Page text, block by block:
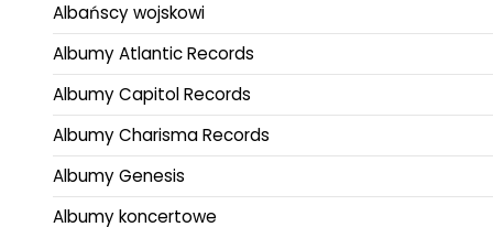
Albańscy wojskowi
Albumy Atlantic Records
Albumy Capitol Records
Albumy Charisma Records
Albumy Genesis
Albumy koncertowe